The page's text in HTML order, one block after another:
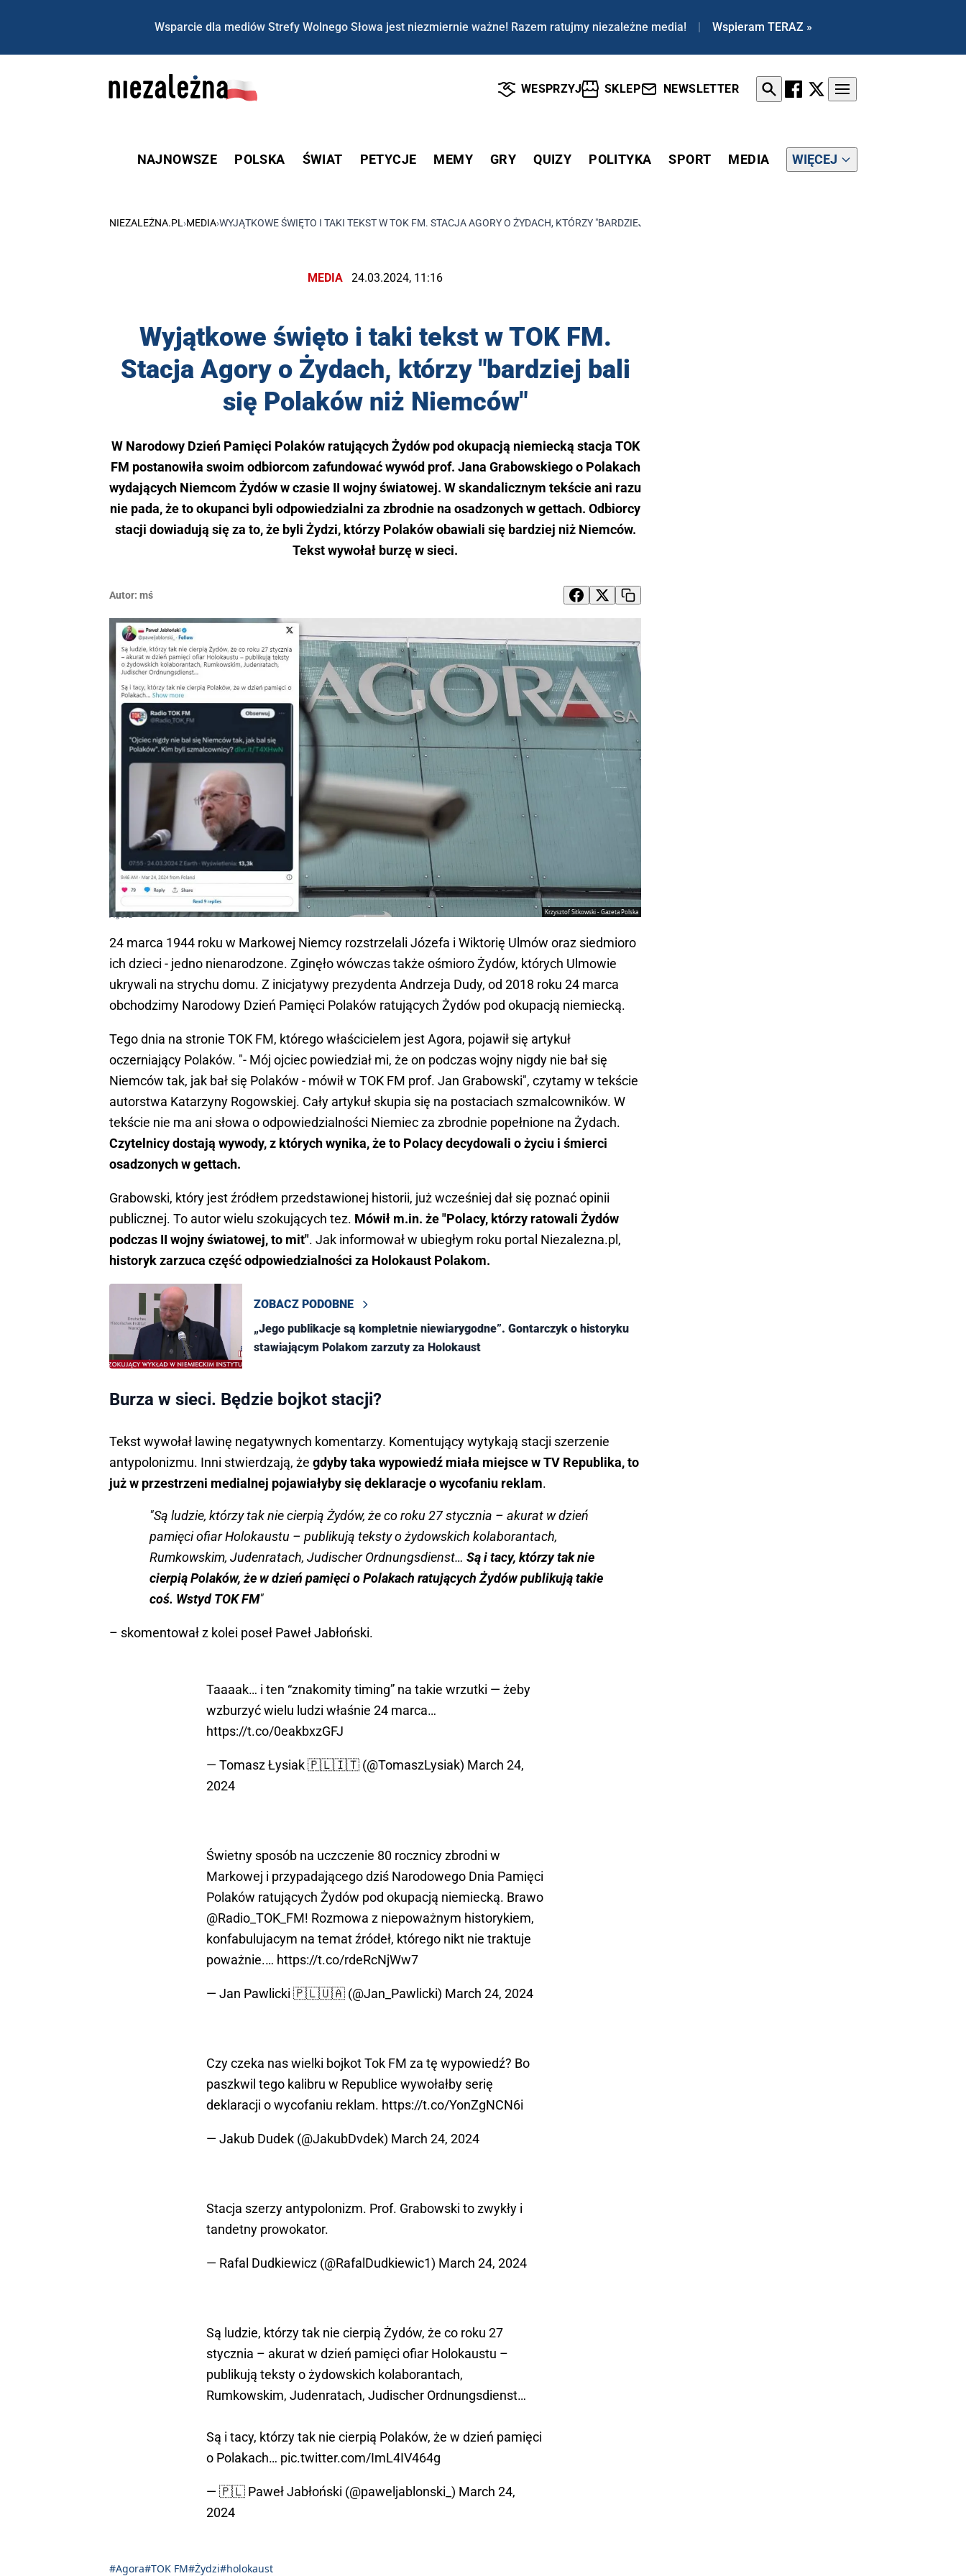
Wsparcie dla mediów Strefy Wolnego Słowa jest niezmiernie ważne! Razem ratujmy niezależne media! | Wspieram TERAZ »
WESPRZYJ SKLEP NEWSLETTER
NAJNOWSZE POLSKA ŚWIAT PETYCJE MEMY GRY QUIZY POLITYKA SPORT MEDIA WIĘCEJ
NIEZALEŻNA.PL ›MEDIA›WYJĄTKOWE ŚWIĘTO I TAKI TEKST W TOK FM. STACJA AGORY O ŻYDACH, KTÓRZY "BARDZIEJ BALI SIĘ POLAKÓW NIŻ NIEMCÓW"
MEDIA 24.03.2024, 11:16
Wyjątkowe święto i taki tekst w TOK FM.
Stacja Agory o Żydach, którzy "bardziej bali
się Polaków niż Niemców"
W Narodowy Dzień Pamięci Polaków ratujących Żydów pod okupacją niemiecką stacja TOK
FM postanowiła swoim odbiorcom zafundować wywód prof. Jana Grabowskiego o Polakach
wydających Niemcom Żydów w czasie II wojny światowej. W skandalicznym tekście ani razu
nie pada, że to okupanci byli odpowiedzialni za zbrodnie na osadzonych w gettach. Odbiorcy
stacji dowiadują się za to, że byli Żydzi, którzy Polaków obawiali się bardziej niż Niemców.
Tekst wywołał burzę w sieci.
Autor: mś
Krzysztof Sitkowski - Gazeta Polska
Agora
24 marca 1944 roku w Markowej Niemcy rozstrzelali Józefa i Wiktorię Ulmów oraz siedmioro
ich dzieci - jedno nienarodzone. Zginęło wówczas także ośmioro Żydów, których Ulmowie
ukrywali na strychu domu. Z inicjatywy prezydenta Andrzeja Dudy, od 2018 roku 24 marca
obchodzimy Narodowy Dzień Pamięci Polaków ratujących Żydów pod okupacją niemiecką.
Tego dnia na stronie TOK FM, którego właścicielem jest Agora, pojawił się artykuł
oczerniający Polaków. "- Mój ojciec powiedział mi, że on podczas wojny nigdy nie bał się
Niemców tak, jak bał się Polaków - mówił w TOK FM prof. Jan Grabowski", czytamy w tekście
autorstwa Katarzyny Rogowskiej. Cały artykuł skupia się na postaciach szmalcowników. W
tekście nie ma ani słowa o odpowiedzialności Niemiec za zbrodnie popełnione na Żydach.
Czytelnicy dostają wywody, z których wynika, że to Polacy decydowali o życiu i śmierci
osadzonych w gettach.
Grabowski, który jest źródłem przedstawionej historii, już wcześniej dał się poznać opinii
publicznej. To autor wielu szokujących tez. Mówił m.in. że "Polacy, którzy ratowali Żydów
podczas II wojny światowej, to mit". Jak informował w ubiegłym roku portal Niezalezna.pl,
historyk zarzuca część odpowiedzialności za Holokaust Polakom.
ZOBACZ PODOBNE
„Jego publikacje są kompletnie niewiarygodne”. Gontarczyk o historyku
stawiającym Polakom zarzuty za Holokaust
Burza w sieci. Będzie bojkot stacji?
Tekst wywołał lawinę negatywnych komentarzy. Komentujący wytykają stacji szerzenie
antypolonizmu. Inni stwierdzają, że gdyby taka wypowiedź miała miejsce w TV Republika, to
już w przestrzeni medialnej pojawiałyby się deklaracje o wycofaniu reklam.
"Są ludzie, którzy tak nie cierpią Żydów, że co roku 27 stycznia – akurat w dzień
pamięci ofiar Holokaustu – publikują teksty o żydowskich kolaborantach,
Rumkowskim, Judenratach, Judischer Ordnungsdienst… Są i tacy, którzy tak nie
cierpią Polaków, że w dzień pamięci o Polakach ratujących Żydów publikują takie
coś. Wstyd TOK FM"
– skomentował z kolei poseł Paweł Jabłoński.
Taaaak… i ten “znakomity timing” na takie wrzutki — żeby
wzburzyć wielu ludzi właśnie 24 marca…
https://t.co/0eakbxzGFJ
— Tomasz Łysiak 🇵🇱🇮🇹 (@TomaszLysiak) March 24,
2024
Świetny sposób na uczczenie 80 rocznicy zbrodni w
Markowej i przypadającego dziś Narodowego Dnia Pamięci
Polaków ratujących Żydów pod okupacją niemiecką. Brawo
@Radio_TOK_FM! Rozmowa z niepoważnym historykiem,
konfabulujacym na temat źródeł, którego nikt nie traktuje
poważnie.… https://t.co/rdeRcNjWw7
— Jan Pawlicki 🇵🇱🇺🇦 (@Jan_Pawlicki) March 24, 2024
Czy czeka nas wielki bojkot Tok FM za tę wypowiedź? Bo
paszkwil tego kalibru w Republice wywołałby serię
deklaracji o wycofaniu reklam. https://t.co/YonZgNCN6i
— Jakub Dudek (@JakubDvdek) March 24, 2024
Stacja szerzy antypolonizm. Prof. Grabowski to zwykły i
tandetny prowokator.
— Rafal Dudkiewicz (@RafalDudkiewic1) March 24, 2024
Są ludzie, którzy tak nie cierpią Żydów, że co roku 27
stycznia – akurat w dzień pamięci ofiar Holokaustu –
publikują teksty o żydowskich kolaborantach,
Rumkowskim, Judenratach, Judischer Ordnungsdienst…
Są i tacy, którzy tak nie cierpią Polaków, że w dzień pamięci
o Polakach… pic.twitter.com/ImL4IV464g
— 🇵🇱 Paweł Jabłoński (@paweljablonski_) March 24,
2024
#Agora#TOK FM#Żydzi#holokaust